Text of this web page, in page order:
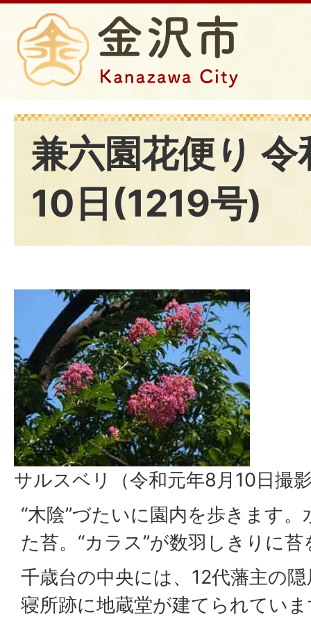
兼六園花便り
10日(1219号)
サルスベリ（令和元年8月10日撮
“木陰”づたいに園内を歩きます
た苔。“カラス”が数羽しきりに
千歳台の中央には、12代藩主の
寝所跡に地蔵堂が建てられてい